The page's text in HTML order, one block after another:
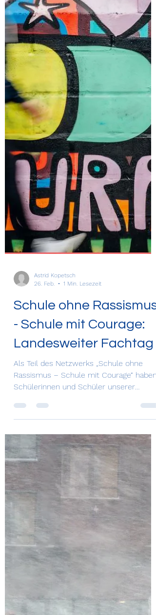
Schule ohne Rassismus
- Schule mit Courage:
Landesweiter Fachtag
Als Teil des Netzwerks „Schule ohne
Rassismus – Schule mit Courage“ haben
Schülerinnen und Schüler unserer
Antidiskriminierungs-AG „Mosaik“ am
diesjährigen Fachtag teilgenommen. Dort
besuchten sie spannende Workshops
rund um die Themen Demokratie, Vielfalt
engagierten Schülerinnen und Schülern
anderer Schulen ins Gespräch. Der